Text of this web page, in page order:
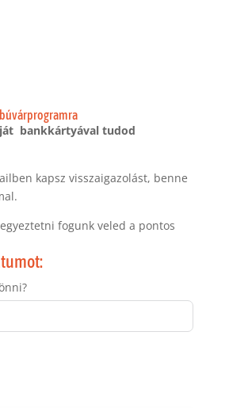
búvárprogramra
bankkártyával tudod
kapsz visszaigazolást, benne
fogunk veled a pontos